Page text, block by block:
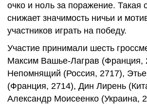
очко и ноль за поражение. Такая
снижает значимость ничьи и
участников играть на победу.
Участие принимали шесть
Максим Вашье-Лаграв (Франция,
Непомнящий (Россия, 2717),
(Франция, 2714), Дин Лирень
Александр Моисеенко (Украина,